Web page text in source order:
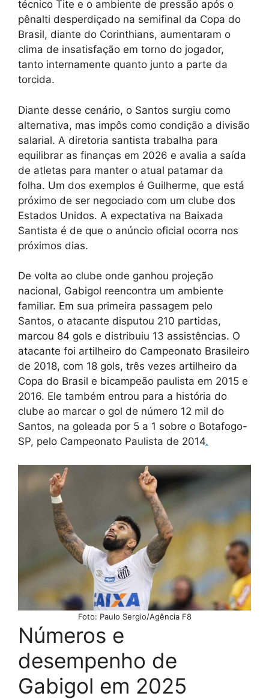
técnico Tite e o ambiente de pressão após o
pênalti desperdiçado na semifinal da Copa do
Brasil, diante do Corinthians, aumentaram o
clima de insatisfação em torno do jogador,
tanto internamente quanto junto a parte da
torcida.
Diante desse cenário, o Santos surgiu como
alternativa, mas impôs como condição a divisão
salarial. A diretoria santista trabalha para
equilibrar as finanças em 2026 e avalia a saída
de atletas para manter o atual patamar da
folha. Um dos exemplos é Guilherme, que está
próximo de ser negociado com um clube dos
Estados Unidos. A expectativa na Baixada
Santista é de que o anúncio oficial ocorra nos
próximos dias.
De volta ao clube onde ganhou projeção
nacional, Gabigol reencontra um ambiente
familiar. Em sua primeira passagem pelo
Santos, o atacante disputou 210 partidas,
marcou 84 gols e distribuiu 13 assistências. O
atacante foi artilheiro do Campeonato Brasileiro
de 2018, com 18 gols, três vezes artilheiro da
Copa do Brasil e bicampeão paulista em 2015 e
2016. Ele também entrou para a história do
clube ao marcar o gol de número 12 mil do
Santos, na goleada por 5 a 1 sobre o Botafogo-
SP, pelo Campeonato Paulista de 2014.
Foto: Paulo Sergio/Agência F8
Números e
desempenho de
Gabigol em 2025